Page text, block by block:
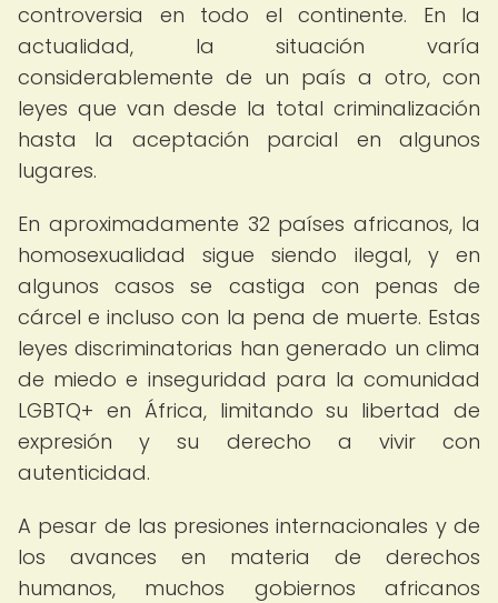
controversia en todo el continente. En la
actualidad, la situación varía
considerablemente de un país a otro, con
leyes que van desde la total criminalización
hasta la aceptación parcial en algunos
lugares.
En aproximadamente 32 países africanos, la
homosexualidad sigue siendo ilegal, y en
algunos casos se castiga con penas de
cárcel e incluso con la pena de muerte. Estas
leyes discriminatorias han generado un clima
de miedo e inseguridad para la comunidad
LGBTQ+ en África, limitando su libertad de
expresión y su derecho a vivir con
autenticidad.
A pesar de las presiones internacionales y de
los avances en materia de derechos
humanos, muchos gobiernos africanos